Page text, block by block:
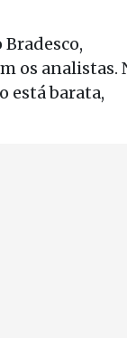
os analistas.
está barata,